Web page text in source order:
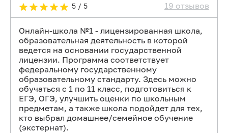
5 / 5 19 отзывов
Онлайн-школа №1 - лицензированная школа,
образовательная деятельность в которой
ведется на основании государственной
лицензии. Программа соответствует
федеральному государственному
образовательному стандарту. Здесь можно
обучаться с 1 по 11 класс, подготовиться к
ЕГЭ, ОГЭ, улучшить оценки по школьным
предметам, а также школа подойдет для тех,
кто выбрал домашнее/семейное обучение
(экстернат).